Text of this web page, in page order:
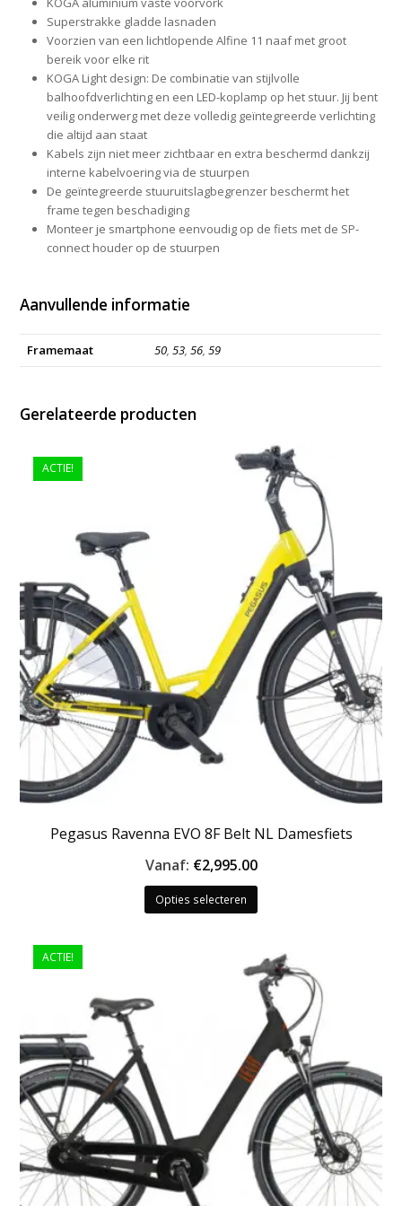
Superstrakke gladde lasnaden
Voorzien van een lichtlopende Alfine 11 naaf met groot
bereik voor elke rit
KOGA Light design: De combinatie van stijlvolle
balhoofdverlichting en een LED-koplamp op het stuur. Jij bent
veilig onderwerg met deze volledig geïntegreerde verlichting
die altijd aan staat
Kabels zijn niet meer zichtbaar en extra beschermd dankzij
interne kabelvoering via de stuurpen
De geïntegreerde stuuruitslagbegrenzer beschermt het
frame tegen beschadiging
Monteer je smartphone eenvoudig op de fiets met de SP-
connect houder op de stuurpen
Aanvullende informatie
Framemaat 50,53,56,59
Gerelateerde producten
ACTIE!
Pegasus Ravenna EVO 8F Belt NL Damesfiets
Vanaf: €2,995.00
Opties selecteren
Dit
variaties.
Deze
optie
kan
gekozen
worden
op
de
productpagina
ACTIE!